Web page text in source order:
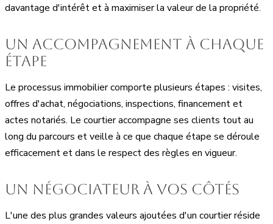
davantage d'intérêt et à maximiser la valeur de la propriété.
Un accompagnement à chaque
étape
Le processus immobilier comporte plusieurs étapes : visites,
offres d'achat, négociations, inspections, financement et
actes notariés. Le courtier accompagne ses clients tout au
long du parcours et veille à ce que chaque étape se déroule
efficacement et dans le respect des règles en vigueur.
Un négociateur à vos côtés
L'une des plus grandes valeurs ajoutées d'un courtier réside